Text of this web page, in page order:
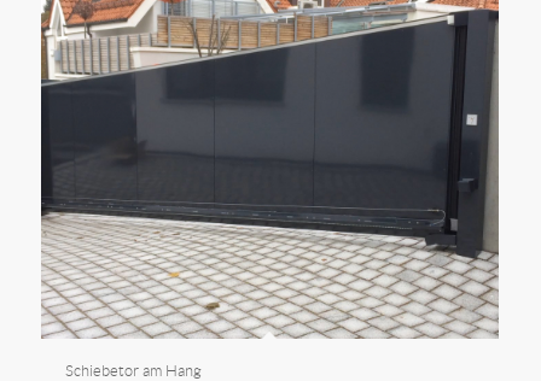
Schiebetor am Hang